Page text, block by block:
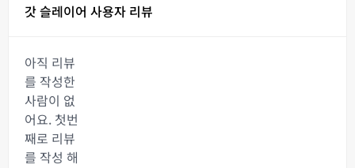
갓 슬레이어 사용자 리뷰
아직 리뷰
를 작성한
사람이 없
어요. 첫번
째로 리뷰
를 작성 해